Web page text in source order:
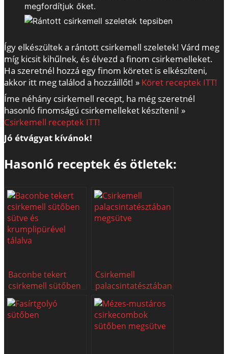
megfordítjuk őket.
Így elkészültek a rántott csirkemell szeletek! Várd meg
míg kicsit kihűlnek, és élvezd a finom csirkemelleket.
Ha szeretnél hozzá egy finom köretet is elkészíteni,
akkor itt meg találod a hozzáillőt! » Köret receptek ITT!
Íme néhány csirkemell recept, ha még szeretnél
hasonló finomságú csirkemelleket készíteni! »
Csirkemell receptek ITT!
Jó étvágyat kívánok!
Hasonló receptek és ötletek:
Baconbe tekert
csirkemell sütőben
Csirkemell
palacsintatésztában